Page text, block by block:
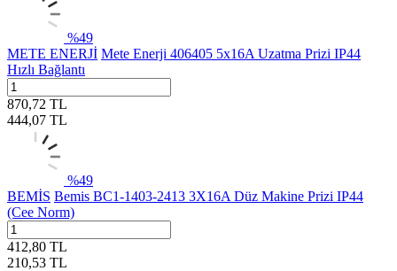
%49
METE ENERJİ Mete Enerji 406405 5x16A Uzatma Prizi IP44
Hızlı Bağlantı
870,72 TL
444,07 TL
%49
BEMİS Bemis BC1-1403-2413 3X16A Düz Makine Prizi IP44
(Cee Norm)
412,80 TL
210,53 TL